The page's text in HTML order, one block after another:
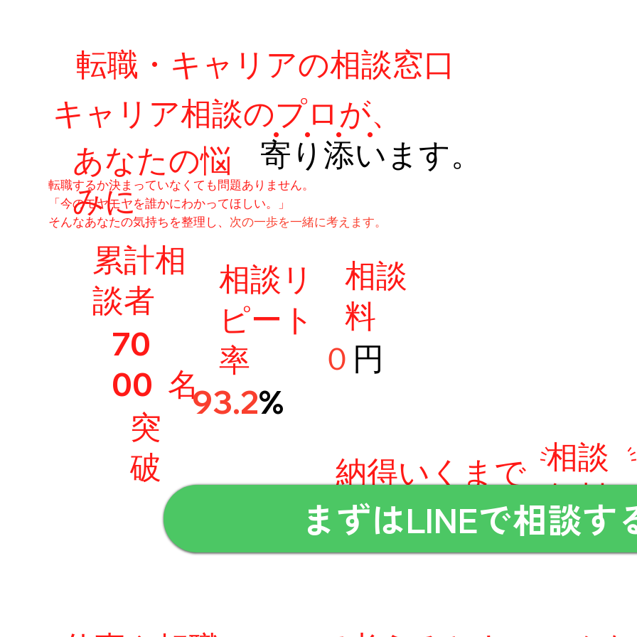
​転職・キャリアの相談窓口
​累計相
談者
70
00 名
突
破
相談リ
ピート
率
93.2%
​相談
料
０ 円
転職するか決まっていなくても問題ありません。
「今のモヤモヤを誰かにわかってほしい。」
そんなあなたの気持ちを整理し、 次の一歩を一緒に考えます。
キャリア相談のプロが、
​・・・・
あなたの悩
みに
寄り添います。
​納得いくまで
何度でも
相談
無料
まずはLINEで相談す